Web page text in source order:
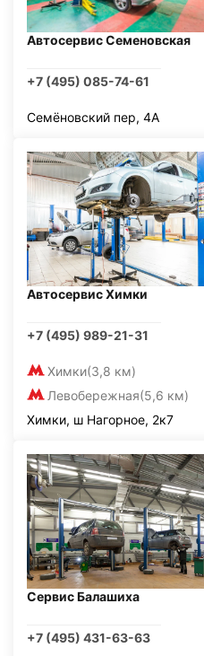
Автосервис Семеновская
+7 (495) 085-74-61
Семёновский пер, 4А
Автосервис Химки
+7 (495) 989-21-31
Химки(3,8 км)
Левобережная(5,6 км)
Химки, ш Нагорное, 2к7
Сервис Балашиха
+7 (495) 431-63-63